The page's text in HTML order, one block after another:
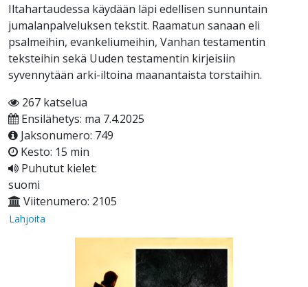
Iltahartaudessa käydään läpi edellisen sunnuntain
jumalanpalveluksen tekstit. Raamatun sanaan eli
psalmeihin, evankeliumeihin, Vanhan testamentin
teksteihin sekä Uuden testamentin kirjeisiin
syvennytään arki-iltoina maanantaista torstaihin.
267 katselua
Ensilähetys: ma 7.4.2025
Jaksonumero: 749
Kesto: 15 min
Puhutut kielet:
suomi
Viitenumero: 2105
Lahjoita